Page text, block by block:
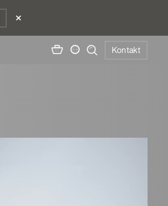
Kontakt